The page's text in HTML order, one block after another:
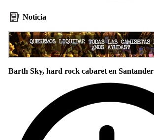
Noticia
Barth Sky, hard rock cabaret en Santander